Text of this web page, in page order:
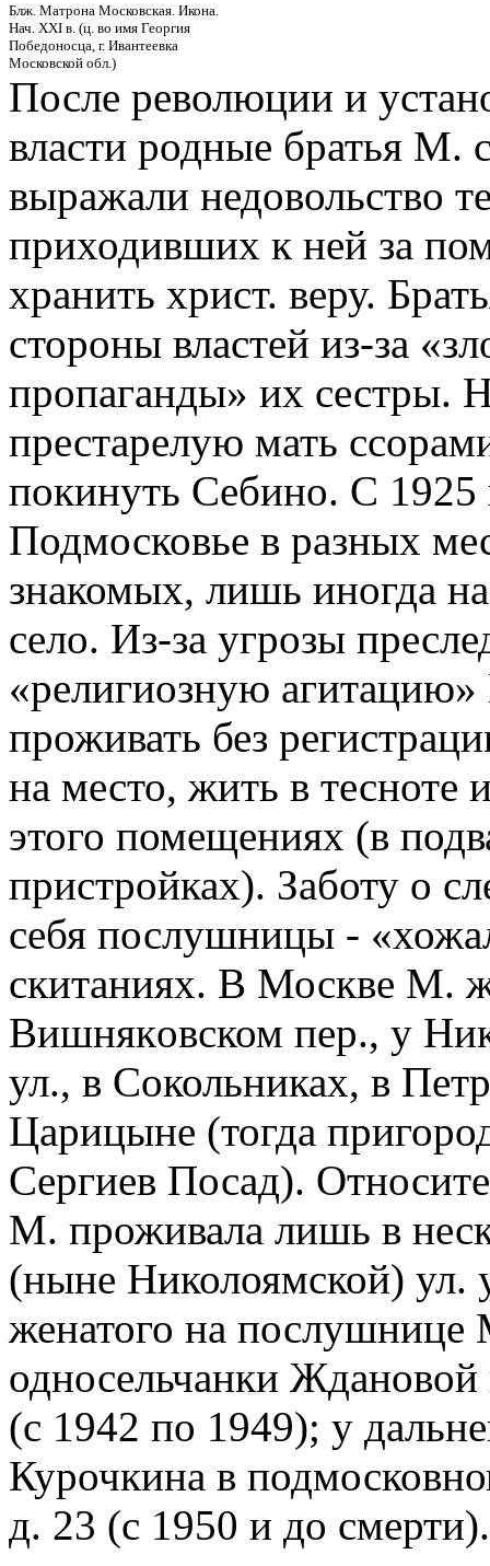
Блж. Матрона Московская. Икона.
Нач. XXI в. (ц. во имя Георгия
Победоносца, г. Ивантеевка
Московской обл.)
После революции и
власти родные братья М.
выражали недовольство
приходивших к ней за
хранить христ. веру.
стороны властей из-за
пропаганды» их сестры.
престарелую мать
покинуть Себино. С 1925
Подмосковье в разных
знакомых, лишь иногда
село. Из-за угрозы
«религиозную
проживать без
на место, жить в тесноте
этого помещениях (в
пристройках). Заботу о
себя послушницы -
скитаниях. В Москве М.
Вишнякoвском пер., у
ул., в Сокольниках, в
Царицыне (тогда
Сергиев Посад).
М. проживала лишь в
(ныне Николоямской) ул.
женатого на
односельчанки
(с 1942 по 1949); у
Курочкина в
д. 23 (с 1950 и до смерти).